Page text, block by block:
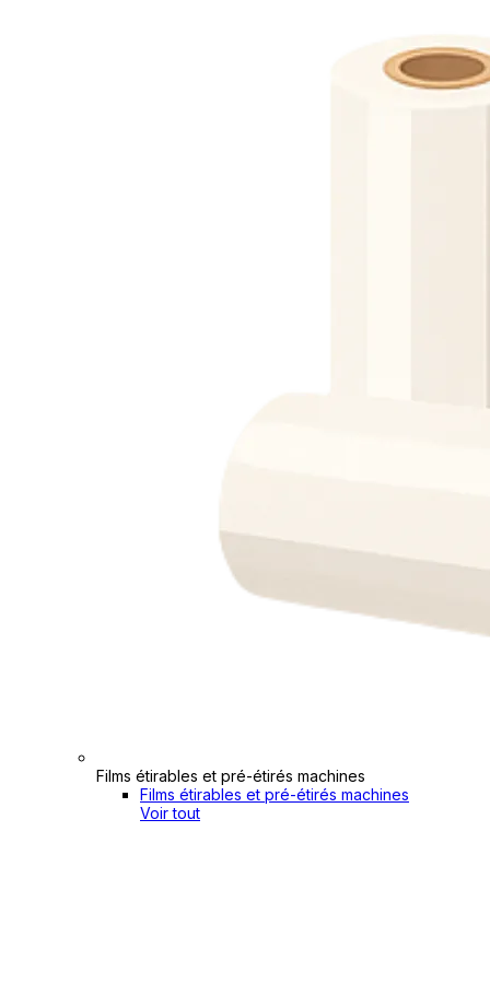
Films étirables et pré-étirés machines
Films étirables et pré-étirés machines
Voir tout